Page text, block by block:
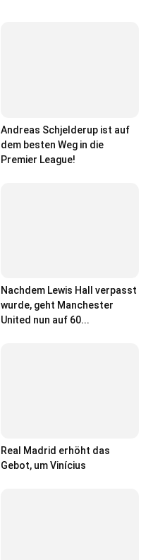
Andreas Schjelderup ist auf
dem besten Weg in die
Premier League!
Nachdem Lewis Hall verpasst
wurde, geht Manchester
United nun auf 60...
Real Madrid erhöht das
Gebot, um Vinícius